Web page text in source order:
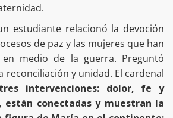
estudiante relacionó la devoción
de paz y las mujeres que han
medio de la guerra. Preguntó
reconciliación y unidad. El cardenal
intervenciones: dolor, fe y
están conectadas y muestran la